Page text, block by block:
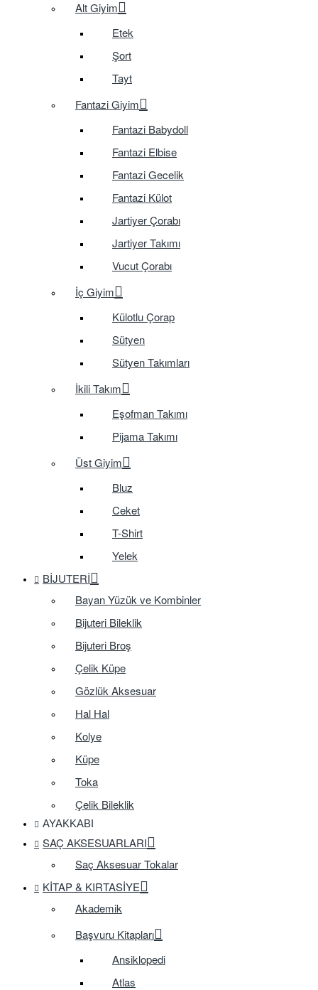
Alt Giyim
Etek
Şort
Tayt
Fantazi Giyim
Fantazi Babydoll
Fantazi Elbise
Fantazi Gecelik
Fantazi Külot
Jartiyer Çorabı
Jartiyer Takımı
Vucut Çorabı
İç Giyim
Külotlu Çorap
Sütyen
Sütyen Takımları
İkili Takım
Eşofman Takımı
Pijama Takımı
Üst Giyim
Bluz
Ceket
T-Shirt
Yelek
BIJUTERI
Bayan Yüzük ve Kombinler
Bijuteri Bileklik
Bijuteri Broş
Çelik Küpe
Gözlük Aksesuar
Hal Hal
Kolye
Küpe
Toka
Çelik Bileklik
AYAKKABI
SAÇ AKSESUARLARI
Saç Aksesuar Tokalar
KITAP & KIRTASIYE
Akademik
Başvuru Kitapları
Ansiklopedi
Atlas